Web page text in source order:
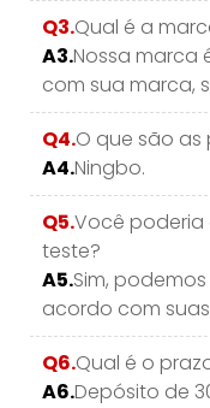
Q3.Qual é a
A3.Nossa marca
com sua marca,
Q4.O que são as
A4.Ningbo.
Q5.Você
teste?
A5.Sim,
acordo com
Q6.Qual é o
A6.Depósito de